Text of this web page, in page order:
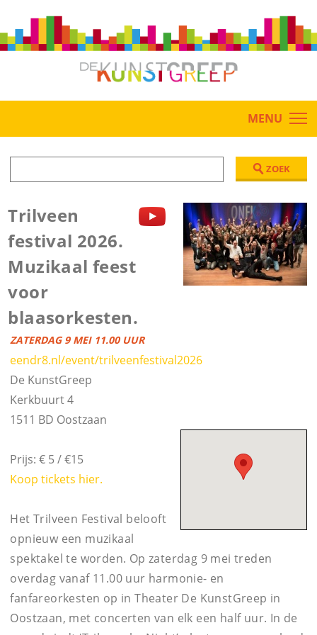
MENU
ZOEK
Trilveen
festival 2026.
Muzikaal feest
voor
blaasorkesten.
ZATERDAG 9 MEI 11.00 UUR
eendr8.nl/event/trilveenfestival2026
De KunstGreep
Kerkbuurt 4
1511 BD Oostzaan
Prijs: € 5 / €15
Koop tickets hier.
Het Trilveen Festival belooft
opnieuw een muzikaal
spektakel te worden. Op zaterdag 9 mei treden
overdag vanaf 11.00 uur harmonie- en
fanfareorkesten op in Theater De KunstGreep in
Oostzaan, met concerten van elk een half uur. In de